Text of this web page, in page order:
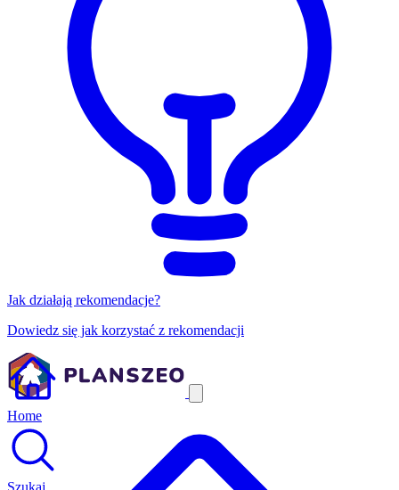
Jak działają rekomendacje?
Dowiedz się jak korzystać z rekomendacji
Home
Szukaj